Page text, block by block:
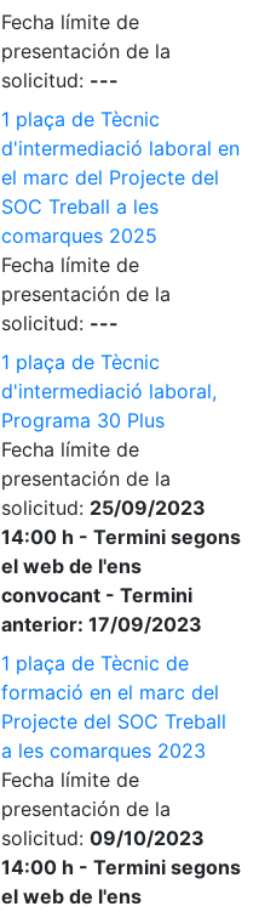
Fecha límite de
presentación de la
solicitud: ---
1 plaça de Tècnic
d'intermediació laboral en
el marc del Projecte del
SOC Treball a les
comarques 2025
Fecha límite de
presentación de la
solicitud: ---
1 plaça de Tècnic
d'intermediació laboral,
Programa 30 Plus
Fecha límite de
presentación de la
solicitud: 25/09/2023
14:00 h - Termini segons
el web de l'ens
convocant - Termini
anterior: 17/09/2023
1 plaça de Tècnic de
formació en el marc del
Projecte del SOC Treball
a les comarques 2023
Fecha límite de
presentación de la
solicitud: 09/10/2023
14:00 h - Termini segons
el web de l'ens